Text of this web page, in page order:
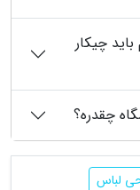
چیکار
چقدره؟
لباس